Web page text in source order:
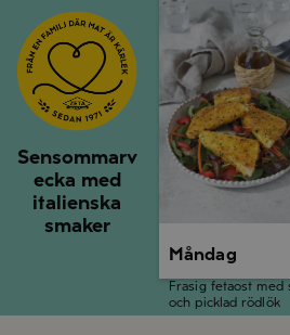
Sensommarv
ecka med
italienska
smaker
Måndag
Måndag
Frasig fetaost med
och picklad rödlök